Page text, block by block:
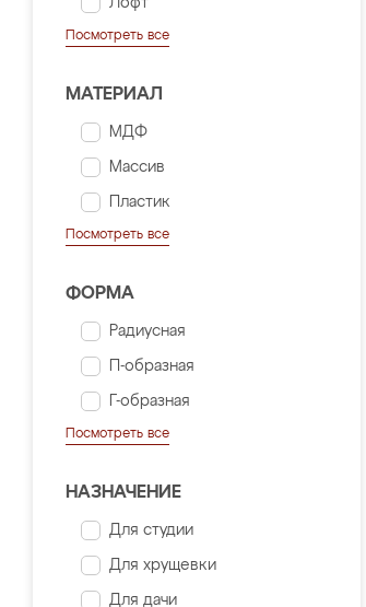
Лофт
Посмотреть все
МАТЕРИАЛ
МДФ
Массив
Пластик
Посмотреть все
ФОРМА
Радиусная
П-образная
Г-образная
Посмотреть все
НАЗНАЧЕНИЕ
Для студии
Для хрущевки
Для дачи